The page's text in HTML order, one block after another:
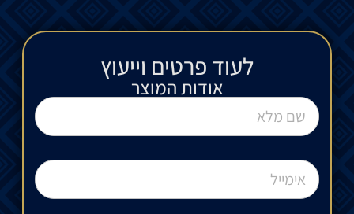
לעוד פרטים וייעוץ​
אודות המוצר